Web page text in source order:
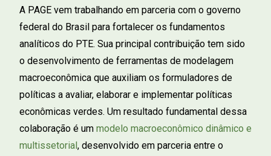
A PAGE vem trabalhando em parceria com o governo
federal do Brasil para fortalecer os fundamentos
analíticos do PTE. Sua principal contribuição tem sido
o desenvolvimento de ferramentas de modelagem
macroeconômica que auxiliam os formuladores de
políticas a avaliar, elaborar e implementar políticas
econômicas verdes. Um resultado fundamental dessa
colaboração é um modelo macroeconômico dinâmico e
multissetorial , desenvolvido em parceria entre o